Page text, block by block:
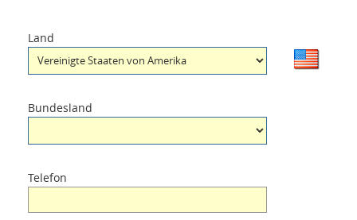
Land
Bundesland
Telefon